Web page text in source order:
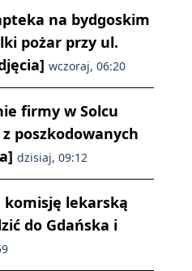
na bydgoskim
pożar przy ul.
wczoraj, 06:20
firmy w Solcu
poszkodowanych
dzisiaj, 09:12
komisję lekarską
do Gdańska i